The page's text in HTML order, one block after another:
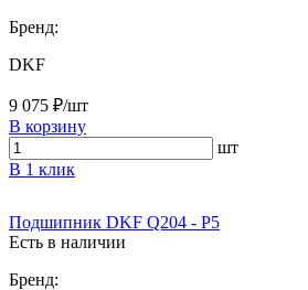
Бренд:
DKF
9 075 ₽/шт
В корзину
шт
В 1 клик
Подшипник DKF Q204 - P5
Есть в наличии
Бренд: